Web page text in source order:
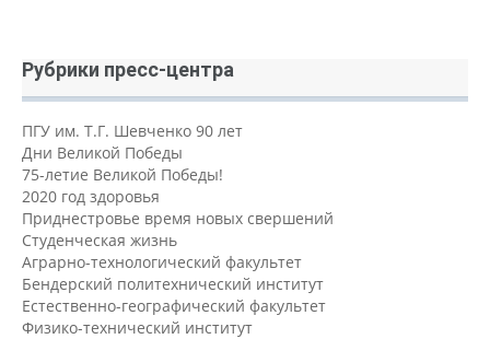
Рубрики пресс-центра
ПГУ им. Т.Г. Шевченко 90 лет
Дни Великой Победы
75-летие Великой Победы!
2020 год здоровья
Приднестровье время новых свершений
Студенческая жизнь
Аграрно-технологический факультет
Бендерский политехнический институт
Естественно-географический факультет
Физико-технический институт